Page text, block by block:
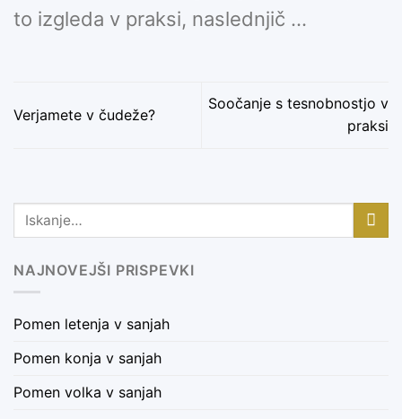
to izgleda v praksi, naslednjič …
Verjamete v čudeže?
Soočanje s tesnobnostjo v
praksi
NAJNOVEJŠI PRISPEVKI
Pomen letenja v sanjah
Pomen konja v sanjah
Pomen volka v sanjah